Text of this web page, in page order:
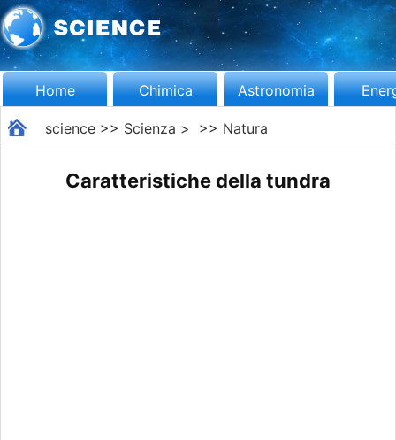
Home Chimica Astronomia
science>> Scienza > >> Natura
Caratteristiche della tundra